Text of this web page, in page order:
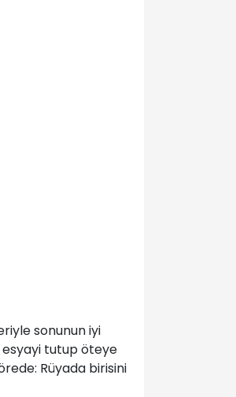
sonunun iyi
esyayi tutup öteye
Rüyada birisini